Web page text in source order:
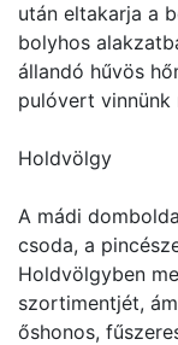
után eltakarja a
bolyhos
állandó hűvös
pulóvert vinnünk
Holdvölgy
A mádi
csoda, a
Holdvölgyben
szortimentjét,
őshonos,